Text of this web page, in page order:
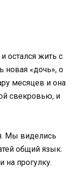
остался жить с
новая «дочь», о
месяцев и она
свекровью, и
Мы виделись
общий язык.
прогулку.